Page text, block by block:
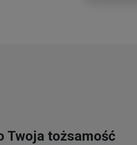
Twoja tożsamość